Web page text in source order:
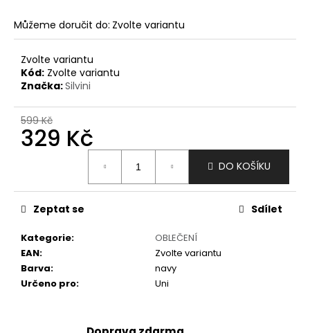
Můžeme doručit do: Zvolte variantu
Zvolte variantu
Kód: Zvolte variantu
Značka:Silvini
599 Kč
329 Kč
DO KOŠÍKU
Kategorie:
OBLEČENÍ
EAN:
Zvolte variantu
Barva:
navy
Určeno pro: Uni
Zeptat se Sdílet
D
o
p
o
u
č
u
e